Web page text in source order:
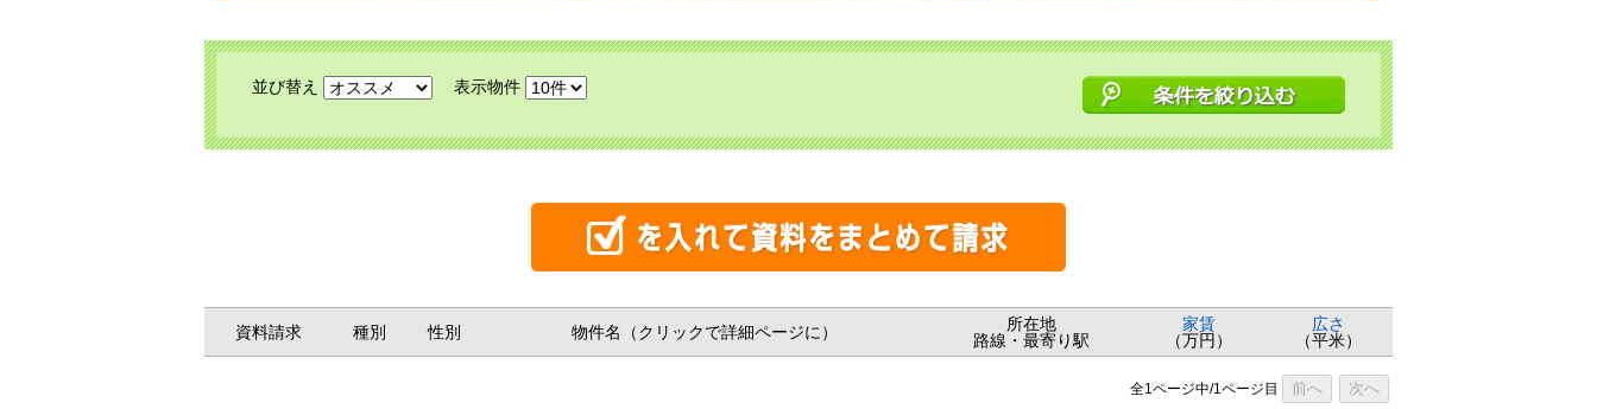
並び替え 表示物件
資料請求 種別 性別 物件名（クリックで詳細ページに）
所在地
路線・最寄り駅
家賃
（万円）
広さ
（平米）
全1ページ中/1ページ目 前へ 次へ